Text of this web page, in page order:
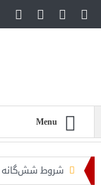
Menu
شروط شش‌گانه